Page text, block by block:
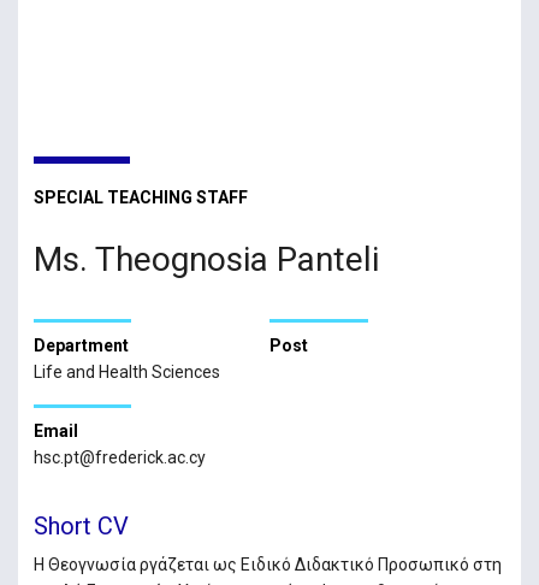
SPECIAL TEACHING STAFF
Ms. Theognosia Panteli
Department
Life and Health Sciences
Post
Email
hsc.pt@frederick.ac.cy
Short CV
Η Θεογνωσία ργάζεται ως Ειδικό Διδακτικό Προσωπικό στη